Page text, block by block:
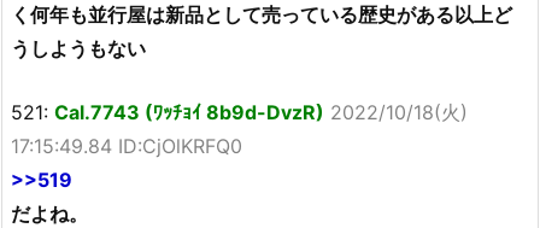
く何年も並行屋は新品として売っている歴史がある以上ど
うしようもない
521: Cal.7743 (ﾜｯﾁｮｲ 8b9d-DvzR) 2022/10/18(火)
17:15:49.84 ID:CjOlKRFQ0
>>519
だよね。